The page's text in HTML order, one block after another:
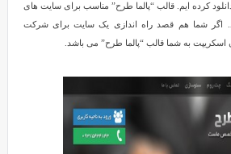
دانلود کرده ایم. قالب “پالما طرح” مناسب برای سایت های
شما هم قصد راه اندازی یک سایت برای شرکت
اسکریپت به شما قالب “پالما طرح” می باشد.